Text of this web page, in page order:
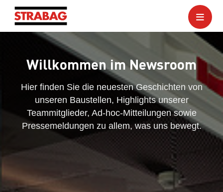
Willkommen im Newsroom
Hier finden Sie die neuesten Geschichten von
unseren Baustellen, Highlights unserer
Teammitglieder, Ad-hoc-Mitteilungen sowie
Pressemeldungen zu allem, was uns bewegt.